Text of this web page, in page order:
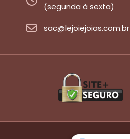
(segunda à sexta)
sac@lejoiejoias.com.br